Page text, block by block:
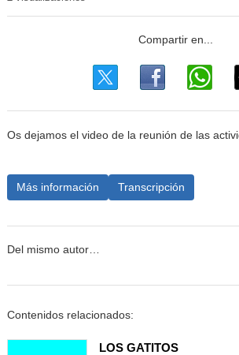
Os dejamos el video de la reunión de las
Más información Transcripción
Del mismo autor…
Contenidos relacionados:
LOS GATITOS